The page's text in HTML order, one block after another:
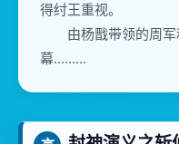
得纣王重视。
由杨戬带领的周军
幕.........